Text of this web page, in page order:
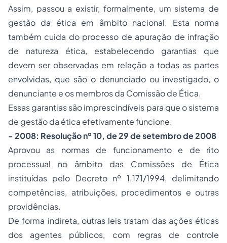
Assim, passou a existir, formalmente, um sistema de
gestão da ética em âmbito nacional. Esta norma
também cuida do processo de apuração de infração
de natureza ética, estabelecendo garantias que
devem ser observadas em relação a todas as partes
envolvidas, que são o denunciado ou investigado, o
denunciante e os membros da Comissão de Ética.
Essas garantias são imprescindíveis para que o sistema
de gestão da ética efetivamente funcione.
- 2008: Resolução nº 10, de 29 de setembro de 2008
Aprovou as normas de funcionamento e de rito
processual no âmbito das Comissões de Ética
instituídas pelo Decreto nº 1.171/1994, delimitando
competências, atribuições, procedimentos e outras
providências.
De forma indireta, outras leis tratam das ações éticas
dos agentes públicos, com regras de controle